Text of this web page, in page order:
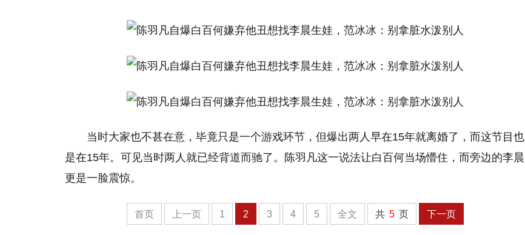
当时大家也不甚在意，毕竟只是一个游戏环节，但爆出两人早在15年就离婚了，而这节目也
是在15年。可见当时两人就已经背道而驰了。陈羽凡这一说法让白百何当场懵住，而旁边的李晨
更是一脸震惊。
首页 上一页 1 2 3 4 5 全文 共 5 页 下一页